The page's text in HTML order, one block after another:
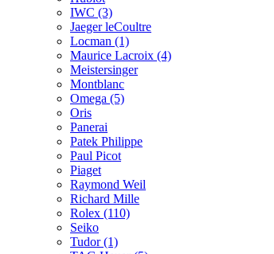
IWC (3)
Jaeger leCoultre
Locman (1)
Maurice Lacroix (4)
Meistersinger
Montblanc
Omega (5)
Oris
Panerai
Patek Philippe
Paul Picot
Piaget
Raymond Weil
Richard Mille
Rolex (110)
Seiko
Tudor(1)